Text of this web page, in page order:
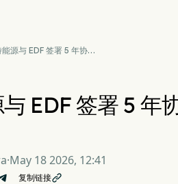
源与 EDF 签署 5 年协
EDF 签署 5 年
·May 18 2026, 12:41
复制链接